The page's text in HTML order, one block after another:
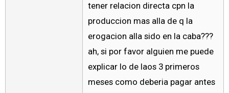
tener relacion directa cpn la
produccion mas alla de q la
erogacion alla sido en la caba???
ah, si por favor alguien me puede
explicar lo de laos 3 primeros
meses como deberia pagar antes